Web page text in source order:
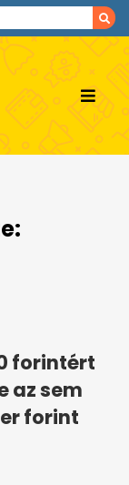
forintért
az sem
forint